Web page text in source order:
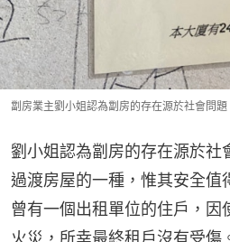
劏房業主劉小姐認為劏房的存在源於社會問題
劉小姐認為劏房的存在源於社
過渡房屋的一種，惟其安全值
曾有一個出租單位的住戶，因
火災，所幸最終租戶沒有受傷